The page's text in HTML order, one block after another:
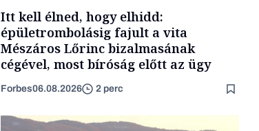
Itt kell élned, hogy elhidd:
épületrombolásig fajult a vita
Mészáros Lőrinc bizalmasának
cégével, most bíróság előtt az ügy
Forbes06.08.2026 2 perc